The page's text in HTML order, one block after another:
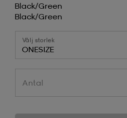
Black/green
Black/green
Välj storlek
ONESIZE
Antal